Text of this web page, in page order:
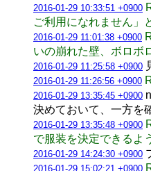
2016-01-29 10:33:51 +0900
ご利用になれません」
2016-01-29 11:01:38 +0900
いの崩れた壁、ボロ
2016-01-29 11:25:58 +0900
2016-01-29 11:26:56 +0900
2016-01-29 13:35:45 +0900
決めておいて、一方を
2016-01-29 13:35:48 +0900
で服装を決定できるよ
2016-01-29 14:24:30 +0900
2016-01-29 15:02:21 +0900